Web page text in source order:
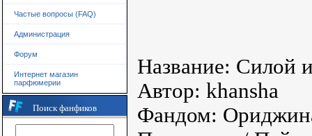
Частые вопросы (FAQ)
Администрация
Форум
Интернет магазин
парфюмерии
Поиск фанфиков
Название: Силой
Автор: khansha
Фандом: